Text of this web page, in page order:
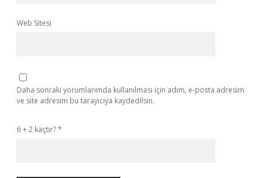
Web Sitesi
Daha sonraki yorumlarımda kullanılması için adım, e-posta adresim
ve site adresim bu tarayıcıya kaydedilsin.
6 + 2 kaçtır?*